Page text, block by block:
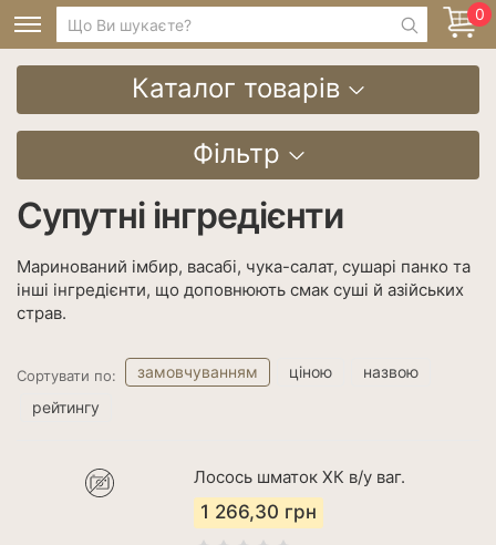
0
Каталог товарів
Фільтр
Супутні інгредієнти
Маринований імбир, васабі, чука-салат, сушарі панко та
інші інгредієнти, що доповнюють смак суші й азійських
страв.
Сортувати по: замовчуванням ціною
назвою
рейтингу
Лосось шматок ХК в/у ваг.
1 266,30 грн